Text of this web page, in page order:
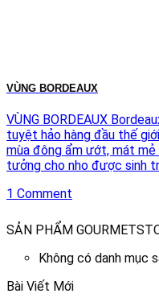
VÙNG BORDEAUX
VÙNG BORDEAUX
tuyệt hảo hàng đầu thế
mùa đông ẩm ướt, mát mẻ
tưởng cho nho được sinh
1 Comment
SẢN PHẨM
Không có danh mục
Bài Viết Mới